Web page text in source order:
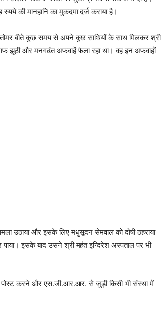
की मानहानि का मुकदमा दर्ज कराया है।
बीते कुछ समय से अपने कुछ साथियों के साथ मिलकर श्री
झूठी और मनगढंत अफवाहें फैला रहा था। वह इन अफवाहों
उठाया और इसके लिए मधुसूदन सेमवाल को दोषी ठहराया
पाया। इसके बाद उसने श्री महंत इन्दिरेश अस्पताल पर भी
पोस्ट करने और एस.जी.आर.आर. से जुड़ी किसी भी संस्था में